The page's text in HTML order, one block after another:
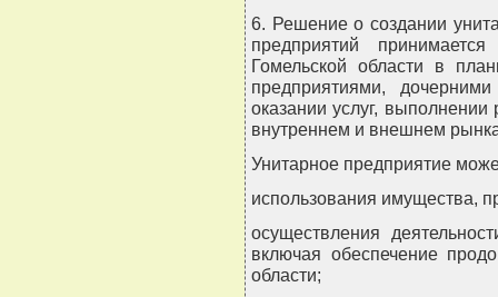
6. Решение о создании
предприятий
Гомельской области в
предприятиями,
оказании услуг,
внутреннем и внешнем
Унитарное предприятие
использования имущества,
осуществления
включая обеспечение
области;